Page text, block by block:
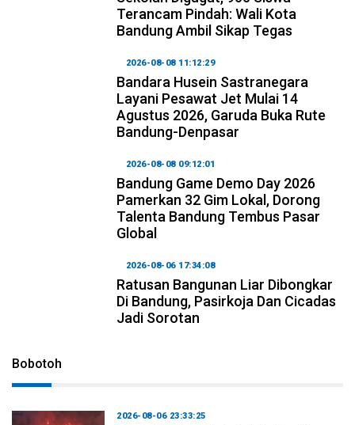
Terancam Pindah: Wali Kota
Bandung Ambil Sikap Tegas
2026-08-08 11:12:29
Bandara Husein Sastranegara
Layani Pesawat Jet Mulai 14
Agustus 2026, Garuda Buka Rute
Bandung-Denpasar
2026-08-08 09:12:01
Bandung Game Demo Day 2026
Pamerkan 32 Gim Lokal, Dorong
Talenta Bandung Tembus Pasar
Global
2026-08-06 17:34:08
Ratusan Bangunan Liar Dibongkar
Di Bandung, Pasirkoja Dan Cicadas
Jadi Sorotan
Bobotoh
2026-08-06 23:33:25